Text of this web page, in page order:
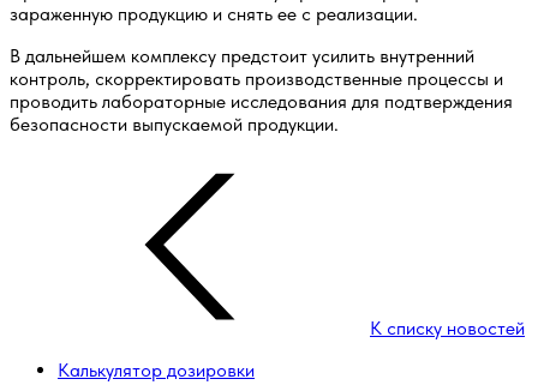
зараженную продукцию и снять ее с реализации.
В дальнейшем комплексу предстоит усилить внутренний
контроль, скорректировать производственные процессы и
проводить лабораторные исследования для подтверждения
безопасности выпускаемой продукции.
К списку новостей
Калькулятор дозировки